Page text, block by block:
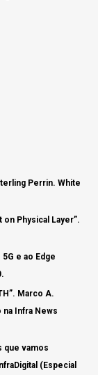
Perrin. White
Physical Layer”.
e ao Edge
Marco A.
Infra News
que vamos
(Especial